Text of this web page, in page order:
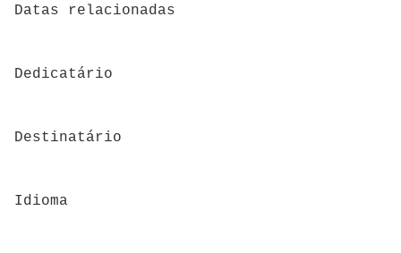
Datas relacionadas
Dedicatário
Destinatário
Idioma